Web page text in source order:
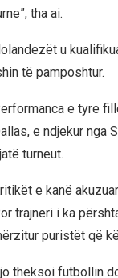
tha ai.
u
të pamposhtur.
e tyre
e ndjekur nga
turneut.
e kanë
trajneri i ka
puristët që
theksoi futbollin